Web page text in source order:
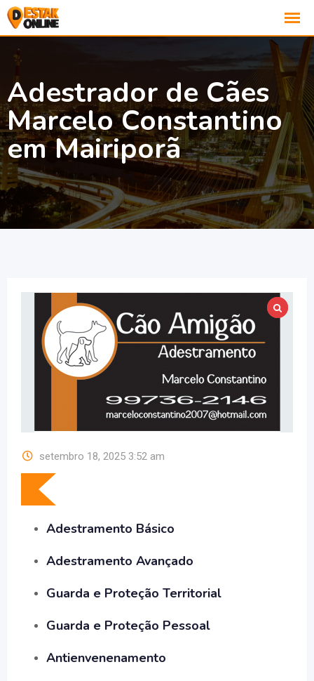
Adestrador de Cães
Marcelo Constantino
em Mairiporã
setembro 18, 2025 3:52 am
Adestramento Básico
Adestramento Avançado
Guarda e Proteção Territorial
Guarda e Proteção Pessoal
Antienvenenamento